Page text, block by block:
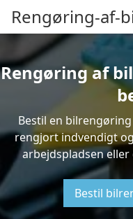
Rengøring-af-
Rengøring af
Bestil en
rengjort indvendigt
arbejdspladsen
Bestil